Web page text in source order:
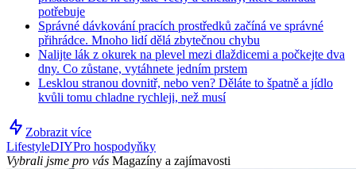
potřebuje
Správné dávkování pracích prostředků začíná ve správné
přihrádce. Mnoho lidí dělá zbytečnou chybu
Nalijte lák z okurek na plevel mezi dlaždicemi a počkejte dva
dny. Co zůstane, vytáhnete jedním prstem
Lesklou stranou dovnitř, nebo ven? Děláte to špatně a jídlo
kvůli tomu chladne rychleji, než musí
Zobrazit více
LifestyleDIYPro hospodyňky
Vybrali jsme pro vás Magazíny a zajímavosti